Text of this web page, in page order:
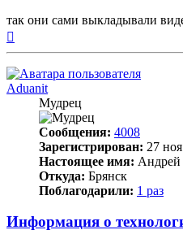
так они сами выкладывали
Aduanit
Мудрец
Сообщения: 4008
Зарегистрирован: 27
Настоящее имя: Андрей
Откуда: Брянск
Поблагодарили: 1 раз
Информация о